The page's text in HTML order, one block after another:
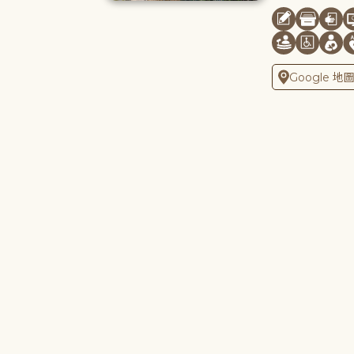
Google 地